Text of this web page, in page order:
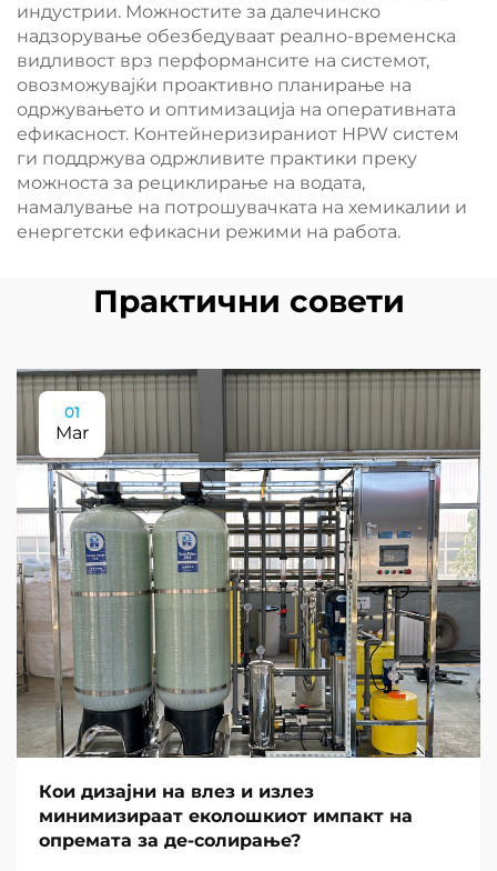
индустрии. Можностите за далечинско
надзорување обезбедуваат реално-временска
видливост врз перформансите на системот,
овозможувајќи проактивно планирање на
одржувањето и оптимизација на оперативната
ефикасност. Контейнеризираниот HPW систем
ги поддржува одржливите практики преку
можноста за рециклирање на водата,
намалување на потрошувачката на хемикалии и
енергетски ефикасни режими на работа.
Практични совети
01
Mar
Кои дизајни на влез и излез
минимизираат еколошкиот импакт на
опремата за де-солирање?